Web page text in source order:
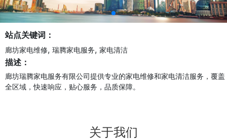
站点关键词：
廊坊家电维修, 瑞腾家电服务, 家电清洁
描述：
廊坊瑞腾家电服务有限公司提供专业的家电维修和家电清洁服务，覆盖
全区域，快速响应，贴心服务，品质保障。
关于我们